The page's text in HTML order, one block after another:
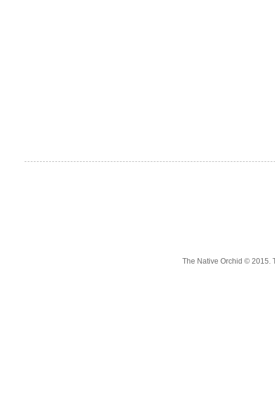
The Native Orchid © 2015.